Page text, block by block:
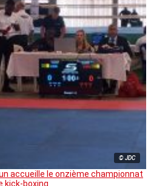
© JDC
accueille le onzième championnat
kick-boxing